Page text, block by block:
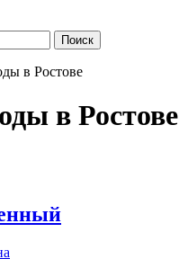
в Ростове
в Ростове